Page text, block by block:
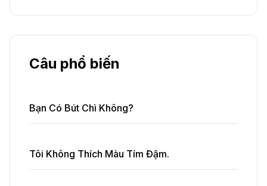
Câu phổ biến
Bạn Có Bút Chì Không?
Tôi Không Thích Màu Tím Đậm.